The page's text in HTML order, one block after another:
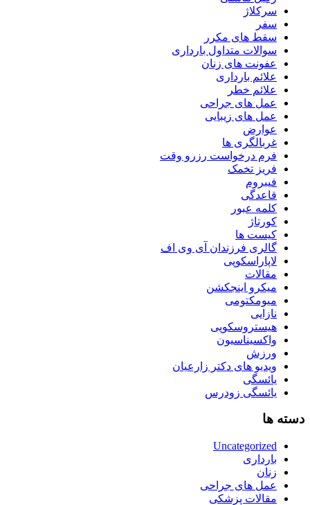
سرکلاژ
سفر
سقط های مکرر
سوالات متداول بارداری
عفونت های زنان
علائم بارداری
علائم خطر
عمل های جراحی
عمل های زیبایی
عوارض
غربالگری ها
فرم درخواست رزرو وقت
فریز تخمک
فیبروم
قاعدگی
کلمه عبور
کورتاژ
کیست ها
گالری فرزندان آی وی اف
لاپاراسکوپی
مقالات
میکرو اینجکشن
میومکتومی
نازایی
هیستروسکوپی
واکسیناسیون
ورزش
ویدیو های دکتر زارعیان
یائسگی
یائسگی زودرس
دسته ها
Uncategorized
بارداری
زنان
عمل های جراحی
مقالات پزشکی